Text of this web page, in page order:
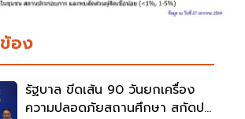
อง
รัฐบาล ขีดเส้น 90 วันยกเครื่อง
ความปลอดภัยสถานศึกษา สกัดปม